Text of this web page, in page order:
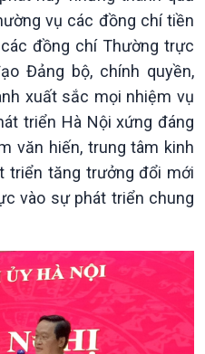
Tin Khoa học & Công nghệ
Kết nối công nghệ
Sống chung với biến đổi
khí hậu
vụ các đồng chí tiền
đồng chí Thường trực
Đảng bộ, chính quyền,
xuất sắc mọi nhiệm vụ
triển Hà Nội xứng đáng
văn hiến, trung tâm kinh
triển tăng trưởng đổi mới
vào sự phát triển chung